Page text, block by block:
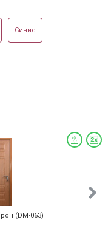
Синие
(DM-063)